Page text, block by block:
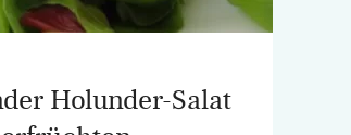
Holunder-Salat